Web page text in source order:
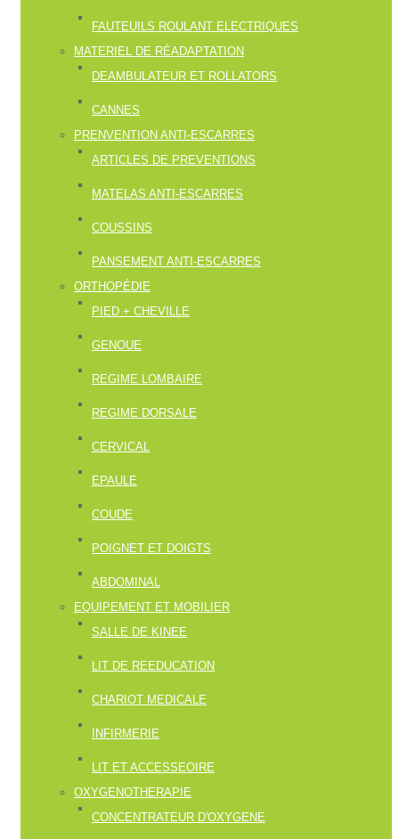
FAUTEUILS ROULANT ELECTRIQUES
MATERIEL DE RÉADAPTATION
DEAMBULATEUR ET ROLLATORS
CANNES
PRENVENTION ANTI-ESCARRES
ARTICLES DE PREVENTIONS
MATELAS ANTI-ESCARRES
COUSSINS
PANSEMENT ANTI-ESCARRES
ORTHOPÉDIE
PIED + CHEVILLE
GENOUE
REGIME LOMBAIRE
REGIME DORSALE
CERVICAL
EPAULE
COUDE
POIGNET ET DOIGTS
ABDOMINAL
EQUIPEMENT ET MOBILIER
SALLE DE KINEE
LIT DE REEDUCATION
CHARIOT MEDICALE
INFIRMERIE
LIT ET ACCESSEOIRE
OXYGENOTHERAPIE
CONCENTRATEUR D'OXYGENE